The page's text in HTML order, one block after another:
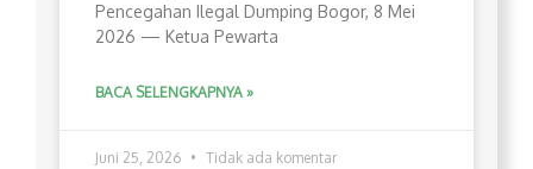
Pencegahan Ilegal Dumping Bogor, 8 Mei
2026 — Ketua Pewarta
BACA SELENGKAPNYA »
Juni 25, 2026 Tidak ada komentar